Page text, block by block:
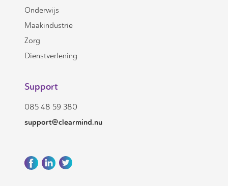
Onderwijs
Maakindustrie
Zorg
Dienstverlening
Support
085 48 59 380
support@clearmind.nu